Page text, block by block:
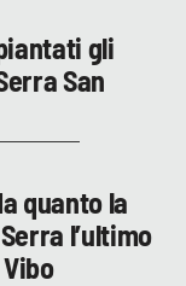
gli
San
quanto la
l’ultimo